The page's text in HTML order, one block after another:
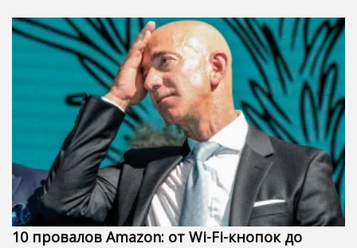
10 провалов Amazon: от Wi-Fi-кнопок до